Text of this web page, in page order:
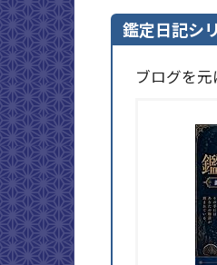
鑑定日記シ
ブログを